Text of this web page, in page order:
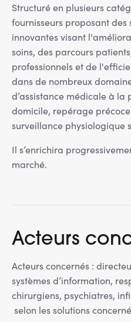
Structuré en plusieurs
fournisseurs proposant des
innovantes visant
soins, des parcours
professionnels et de
dans de nombreux
d’assistance médicale à
domicile, repérage
surveillance physiologique
Il s’enrichira
marché.
Acteurs
Acteurs concernés :
systèmes d’information,
chirurgiens, psychiatres,
selon les solutions